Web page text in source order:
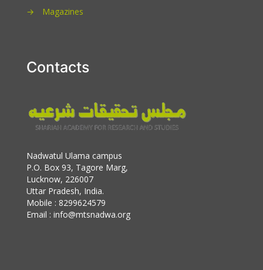
→
Magazines
Contacts
Nadwatul Ulama campus
P.O. Box 93, Tagore Marg,
Lucknow, 226007
Uttar Pradesh, India.
Mobile : 8299624579
Email : info@mtsnadwa.org